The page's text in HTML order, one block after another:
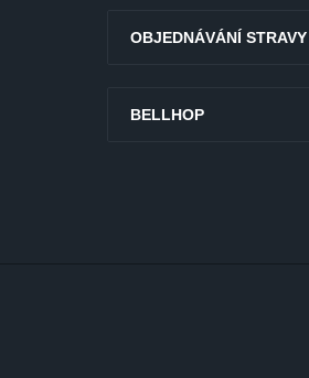
OBJEDNÁVÁNÍ STRAVY
BELLHOP